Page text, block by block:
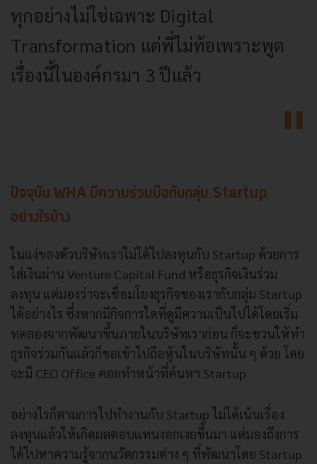
ทุกอย่างไม่ใช่เฉพาะ Digital
Transformation แต่พี่ไม่ท้อเพราะพูด
เรื่องนี้ในองค์กรมา 3 ปีแล้ว
ปัจจุบัน WHA มีความร่วมมือกับกลุ่ม Startup
อย่างไรบ้าง
ในแง่ของตัวบริษัทเราไม่ได้ไปลงทุนกับ Startup ด้วยการ
ใส่เงินผ่าน Venture Capital Fund หรือธุรกิจเงินร่วม
ลงทุน แต่มองว่าจะเชื่อมโยงธุรกิจของเรากับกลุ่ม Startup
ได้อย่างไร ซึ่งหากมีกิจการใดที่ดูมีความเป็นไปได้โดยเริ่ม
ทดลองจากพัฒนาขึ้นภายในบริษัทเราก่อน ก็จะชวนให้ทำ
ธุรกิจร่วมกันแล้วก็ขอเข้าไปถือหุ้นในบริษัทนั้น ๆ ด้วย โดย
จะมี CEO Office คอยทำหน้าที่ค้นหา Startup
อย่างไรก็ตามการไปทำงานกับ Startup ไม่ได้เน้นเรื่อง
ลงทุนแล้วให้เกิดผลตอบแทนงอกเงยขึ้นมา แต่มองถึงการ
ได้ไปหาความรู้จากนวัตกรรมต่าง ๆ ที่พัฒนาโดย Startup